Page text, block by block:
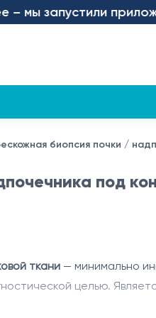
мы запустили
биопсия почки /
под
ткани — минимально
целью.